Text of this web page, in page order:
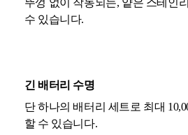
뚜껑 없이 작동되는, 얕은 스테인
수 있습니다.
긴 배터리 수명
단 하나의 배터리 세트로 최대
할 수 있습니다.